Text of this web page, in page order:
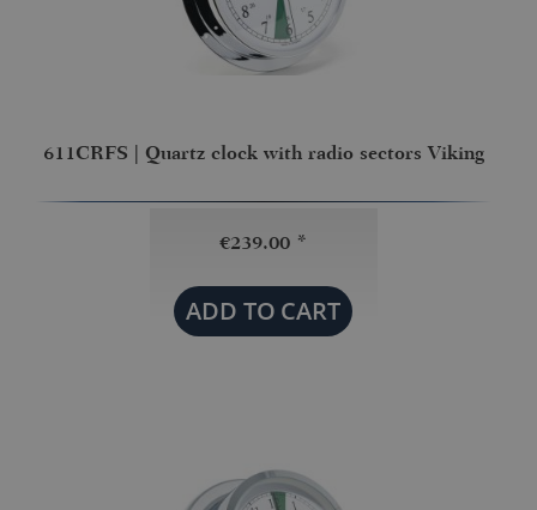
611CRFS | Quartz clock with radio sectors Viking
€239.00 *
ADD TO CART